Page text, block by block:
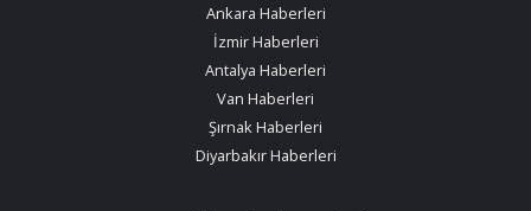
Ankara Haberleri
İzmir Haberleri
Antalya Haberleri
Van Haberleri
Şırnak Haberleri
Diyarbakır Haberleri